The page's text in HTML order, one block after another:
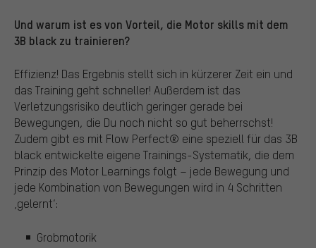
Und warum ist es von Vorteil, die Motor skills mit dem
3B black zu trainieren?
Effizienz! Das Ergebnis stellt sich in kürzerer Zeit ein und
das Training geht schneller! Außerdem ist das
Verletzungsrisiko deutlich geringer gerade bei
Bewegungen, die Du noch nicht so gut beherrschst!
Zudem gibt es mit Flow Perfect® eine speziell für das 3B
black entwickelte eigene Trainings-Systematik, die dem
Prinzip des Motor Learnings folgt – jede Bewegung und
jede Kombination von Bewegungen wird in 4 Schritten
‚gelernt‘:
Grobmotorik